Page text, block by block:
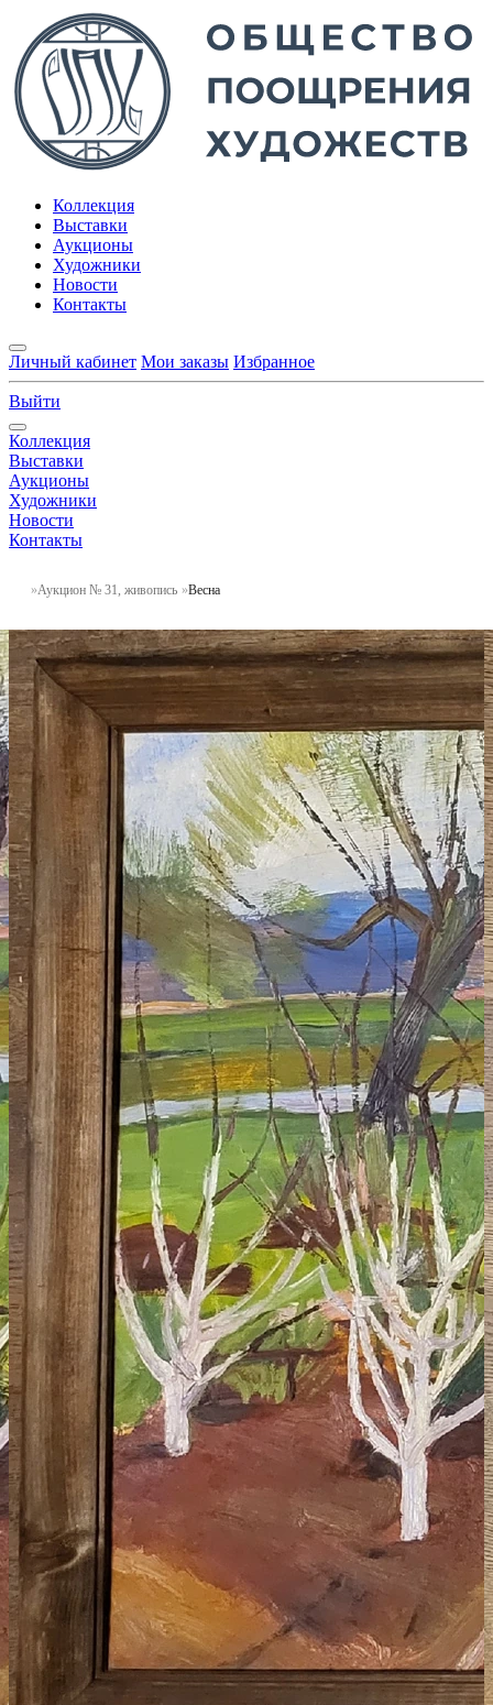
Коллекция
Выставки
Аукционы
Художники
Новости
Контакты
Личный кабинет Мои заказы Избранное
Выйти
Коллекция
Выставки
Аукционы
Художники
Новости
Контакты
Аукцион № 31, живопись Весна